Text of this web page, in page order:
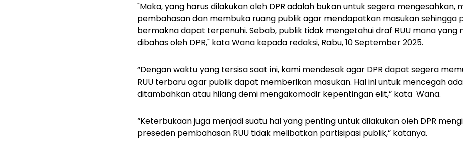
"Maka, yang harus dilakukan oleh DPR adalah bukan untuk segera mengesahkan,
pembahasan dan membuka ruang publik agar mendapatkan masukan sehingga
bermakna dapat terpenuhi. Sebab, publik tidak mengetahui draf RUU mana yang
dibahas oleh DPR," kata Wana kepada redaksi, Rabu, 10 September 2025.
“Dengan waktu yang tersisa saat ini, kami mendesak agar DPR dapat segera
RUU terbaru agar publik dapat memberikan masukan. Hal ini untuk mencegah
ditambahkan atau hilang demi mengakomodir kepentingan elit,” kata Wana.
“Keterbukaan juga menjadi suatu hal yang penting untuk dilakukan oleh DPR
preseden pembahasan RUU tidak melibatkan partisipasi publik,” katanya.